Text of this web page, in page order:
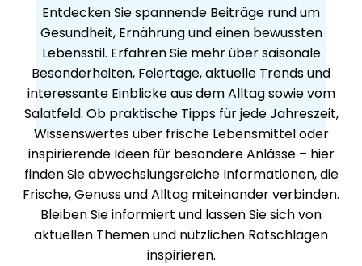
Entdecken Sie spannende Beiträge rund um
Gesundheit, Ernährung und einen bewussten
Lebensstil. Erfahren Sie mehr über saisonale
Besonderheiten, Feiertage, aktuelle Trends und
interessante Einblicke aus dem Alltag sowie vom
Salatfeld. Ob praktische Tipps für jede Jahreszeit,
Wissenswertes über frische Lebensmittel oder
inspirierende Ideen für besondere Anlässe – hier
finden Sie abwechslungsreiche Informationen, die
Frische, Genuss und Alltag miteinander verbinden.
Bleiben Sie informiert und lassen Sie sich von
aktuellen Themen und nützlichen Ratschlägen
inspirieren.